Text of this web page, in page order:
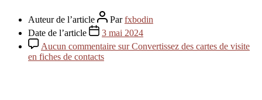
Auteur de l’article Parfxbodin
Date de l’article
3 mai 2024
Aucun commentaire sur Convertissez des cartes de visite
en fiches de contacts